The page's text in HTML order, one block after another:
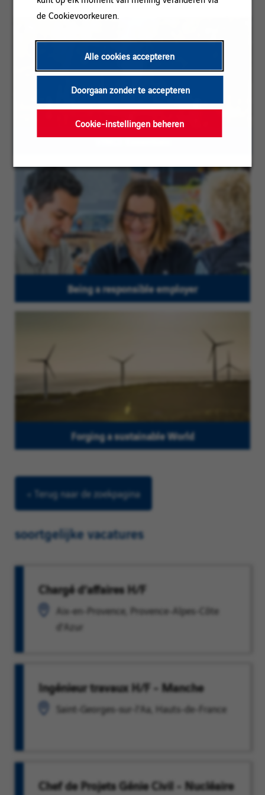
de Cookievoorkeuren.
Alle cookies accepteren
Doorgaan zonder te accepteren
Cookie-instellingen beheren
VINCI: Essentials
Being a responsible employer
Forging a sustainable World
< Terug naar de zoekpagina
soortgelijke vacatures
Chargé d’affaires H/F
Aix-en-Provence, Provence-Alpes-Côte
d'Azur
Ingénieur travaux H/F - Manche
Saint-Georges-sur-l'Aa, Hauts-de-France
Chef de Projets Génie Civil - Nucléaire